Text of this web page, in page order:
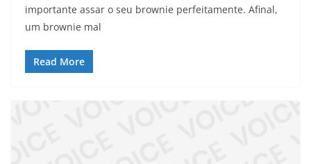
importante assar o seu brownie perfeitamente. Afinal,
um brownie mal
Read More